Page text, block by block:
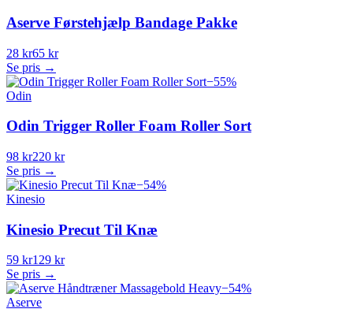
Aserve Førstehjælp Bandage Pakke
28 kr65 kr
Se pris →
−55%
Odin
Odin Trigger Roller Foam Roller Sort
98 kr220 kr
Se pris →
−54%
Kinesio
Kinesio Precut Til Knæ
59 kr129 kr
Se pris →
−54%
Aserve